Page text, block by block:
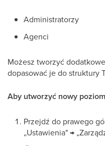
Administratorzy
Agenci
Możesz tworzyć
dopasować je do struktury
Aby utworzyć nowy
Przejdź do prawego
„Ustawienia" →